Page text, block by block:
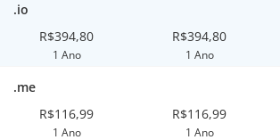
.io
R$394,80
1 Ano
R$394,80
1 Ano
.me
R$116,99
1 Ano
R$116,99
1 Ano